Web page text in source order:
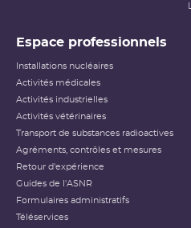
Espace professionnels
Installations nucléaires
Activités médicales
Activités industrielles
Activités vétérinaires
Transport de substances radioactives
Agréments, contrôles et mesures
Retour d'expérience
Guides de l'ASNR
Formulaires administratifs
Téléservices